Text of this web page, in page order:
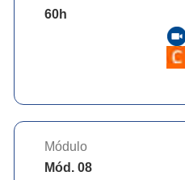
60h
Módulo
Mód. 08